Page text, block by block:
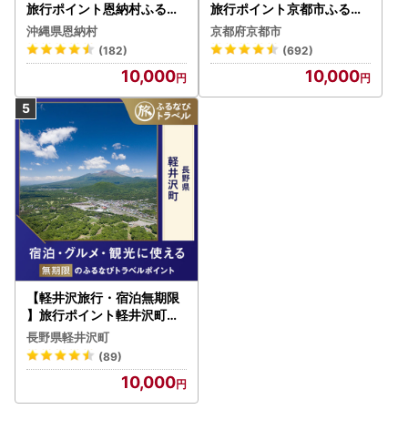
旅行ポイント恩納村ふるな
びトラベルポイント
沖縄県恩納村
(182)
10,000
旅行ポイント京都市ふるな
びトラベルポイント
京都府京都市
(692)
10,000
【軽井沢旅行・宿泊無期限
】旅行ポイント軽井沢町ふ
るなびトラベルポイント
長野県軽井沢町
(89)
10,000